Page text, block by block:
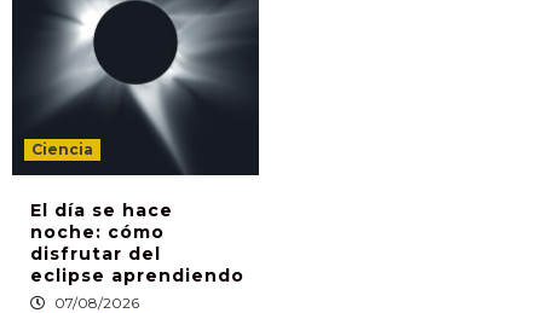
Ciencia
El día se hace
noche: cómo
disfrutar del
eclipse aprendiendo
07/08/2026